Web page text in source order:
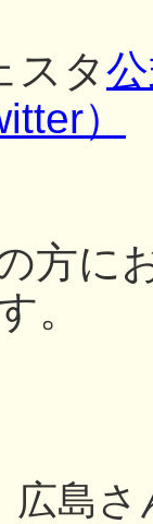
スタ
）
方に
。
広島